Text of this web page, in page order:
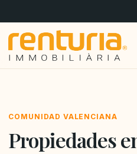
COMUNIDAD VALENCIANA
Propiedades